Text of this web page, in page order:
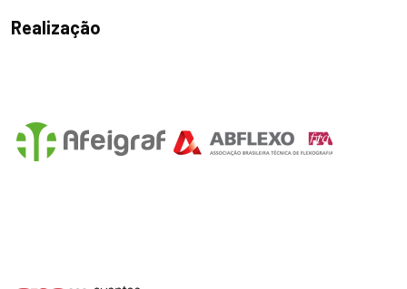
Realização